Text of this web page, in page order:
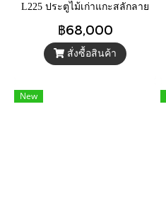
L225 ประตูไม้เก่าแกะสลักลาย
วอยส์แต่งคาเฟ่เก๋ๆ
฿68,000
สั่งซื้อสินค้า
New